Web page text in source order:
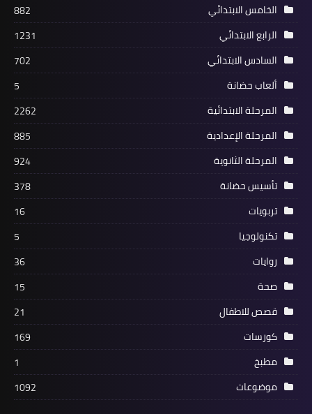
الخامس الابتدائي
882
الرابع الابتدائي
1231
السادس الابتدائي
702
ألعاب حضانة
5
المرحلة الابتدائية
2262
المرحلة الإعدادية
885
المرحلة الثانوية
924
تأسيس حضانة
378
تربويات
16
تكنولوجيا
5
روايات
36
صحة
15
قصص للاطفال
21
كورسات
169
مطبخ
1
موضوعات
1092